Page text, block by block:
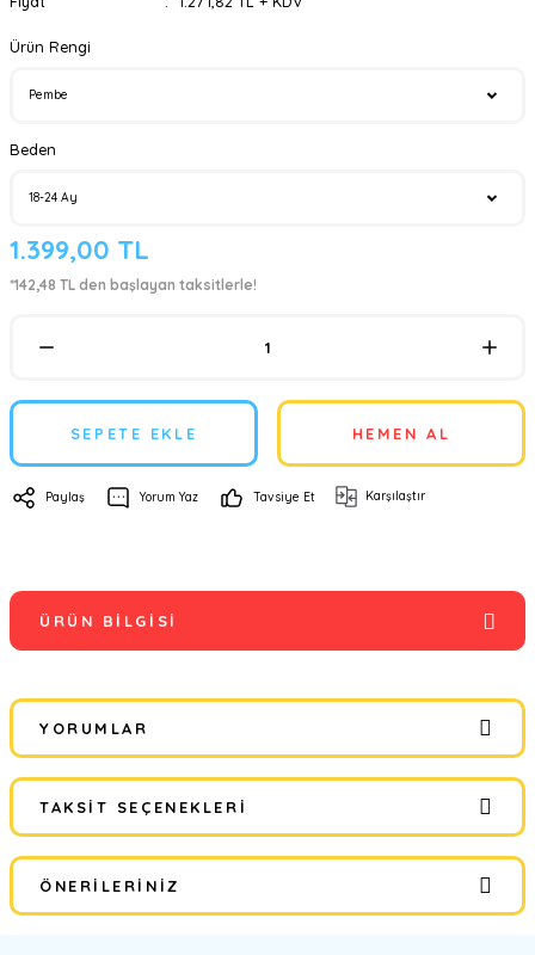
Ürün Rengi
Beden
1.399,00 TL
*142,48 TL den başlayan taksitlerle!
SEPETE EKLE HEMEN AL
Paylaş Yorum Yaz Tavsiye Et Karşılaştır
ÜRÜN BILGISI
YORUMLAR
Bu ürüne ilk yorumu siz yapın!
Yorum Yaz
TAKSIT SEÇENEKLERI
ÖNERILERINIZ